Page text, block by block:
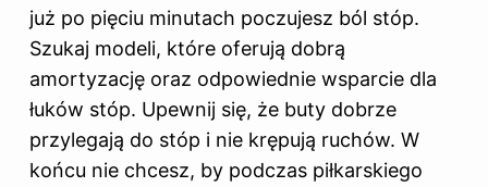
już po pięciu minutach poczujesz ból stóp.
Szukaj modeli, które oferują dobrą
amortyzację oraz odpowiednie wsparcie dla
łuków stóp. Upewnij się, że buty dobrze
przylegają do stóp i nie krępują ruchów. W
końcu nie chcesz, by podczas piłkarskiego